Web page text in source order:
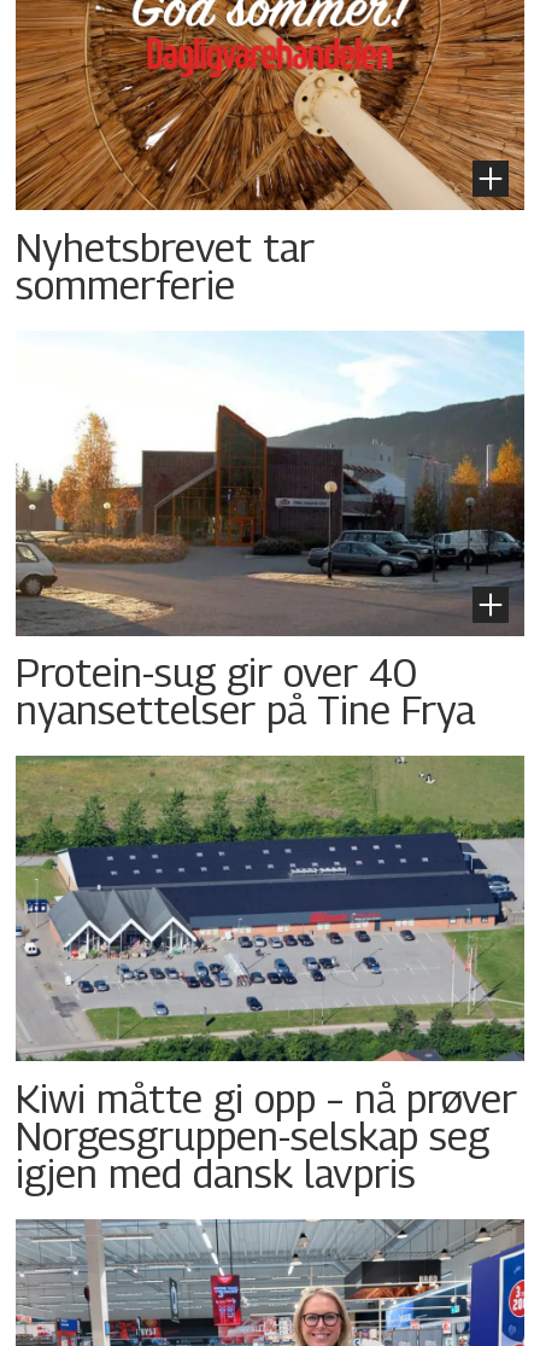
Nyhetsbrevet tar
sommerferie
Protein-sug gir over 40
nyansettelser på Tine Frya
Kiwi måtte gi opp – nå prøver
Norgesgruppen-selskap seg
igjen med dansk lavpris